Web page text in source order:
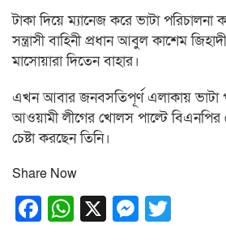
টাকা দিয়ে ম্যানেজ করে ভাটা পরিচালনা
সন্ত্রাসী বাহিনী প্রধান আবুল কাশেম
মাসোয়ারা দিতেন বাহার।
এখন আবার জনবসতিপূর্ণ এলাকায় ভাটা
আওয়ামী লীগের খোলস পাল্টে বিএনপির
চেষ্টা করছেন তিনি।
Share Now
Facebook
WhatsApp
X